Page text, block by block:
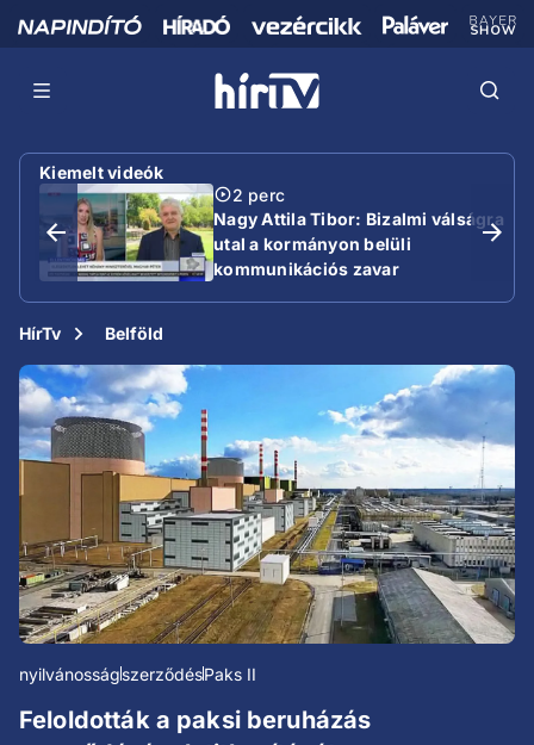
Kiemelt videók
2 perc
Nagy Attila Tibor: Bizalmi válságra
utal a kormányon belüli
kommunikációs zavar
HírTv Belföld
nyilvánosságszerződésPaks II
Feloldották a paksi beruházás